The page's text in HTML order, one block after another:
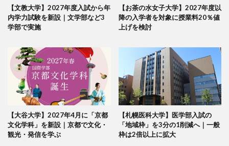
【文教大学】2027年度入試から年
内学力試験を新設｜文学部など3
学部で実施
【お茶の水女子大学】2027年度以
降の入学者を対象に授業料20％値
上げを検討
【大谷大学】2027年4月に「京都
文化学科」を新設｜京都で文化・
観光・発信を学ぶ
【札幌医科大学】医学部入試の
「地域枠」を3分の1削減へ｜一般
枠は2倍以上に拡大